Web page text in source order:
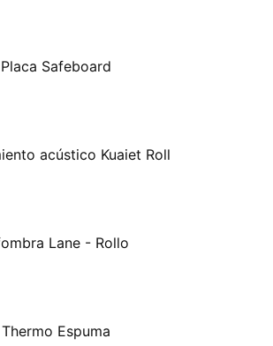
Placa Safeboard
acústico Kuaiet Roll
Lane - Rollo
Thermo Espuma